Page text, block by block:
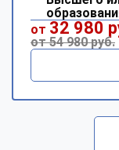
от 32 980
от 54 980 руб.